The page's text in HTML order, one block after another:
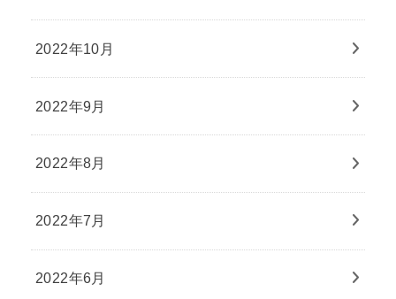
2022年10月
2022年9月
2022年8月
2022年7月
2022年6月